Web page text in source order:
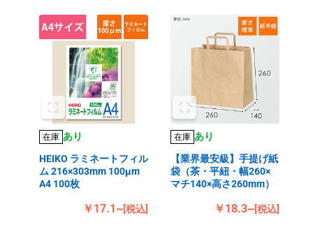
在庫 あり
HEIKO ラミネートフィル
ム 216×303mm 100μm
A4 100枚
￥17.1~[税込]
在庫 あり
【業界最安級】手提げ紙
袋（茶・平紐・幅260×
マチ140×高さ260mm）
￥18.3~[税込]